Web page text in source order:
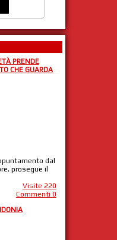
PRENDE
CHE GUARDA
dal
prosegue il
Visite 220
Commenti 0